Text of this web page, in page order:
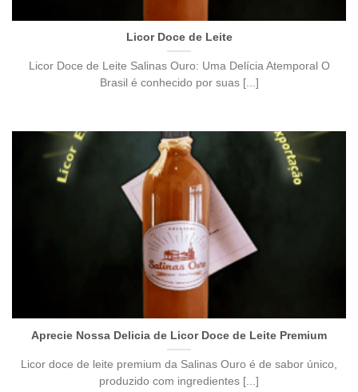
Licor Doce de Leite
Licor Doce de Leite Salinas Ouro: Uma Delícia Atemporal O
Brasil é conhecido por suas [...]
Aprecie Nossa Delicia de Licor Doce de Leite Premium
Licor doce de leite premium da Salinas Ouro é de sabor único,
produzido com ingredientes [...]